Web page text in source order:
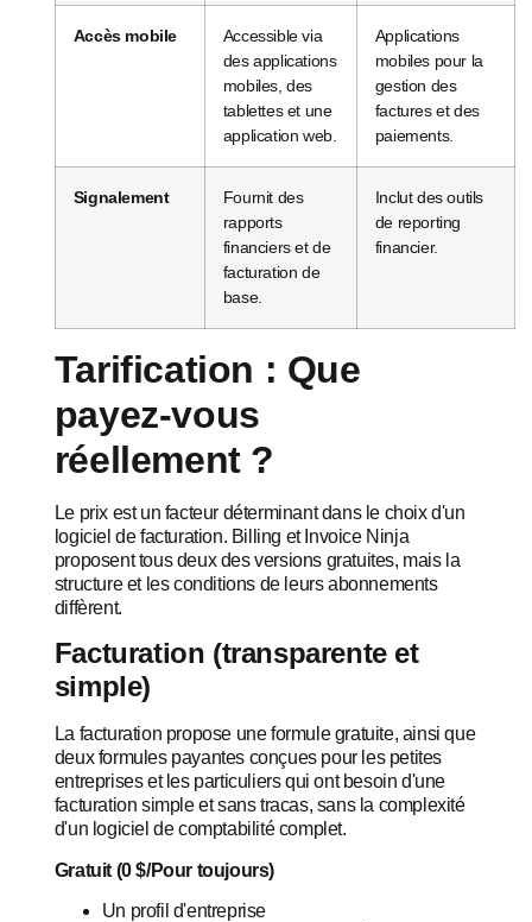
Accès mobile
Accessible via
des applications
mobiles, des
tablettes et une
application web.
Applications
mobiles pour la
gestion des
factures et des
paiements.
Signalement
Fournit des
rapports
financiers et de
facturation de
base.
Inclut des outils
de reporting
financier.
Tarification : Que
payez-vous
réellement ?
Le prix est un facteur déterminant dans le choix d'un
logiciel de facturation. Billing et Invoice Ninja
proposent tous deux des versions gratuites, mais la
structure et les conditions de leurs abonnements
diffèrent.
Facturation (transparente et
simple)
La facturation propose une formule gratuite, ainsi que
deux formules payantes conçues pour les petites
entreprises et les particuliers qui ont besoin d'une
facturation simple et sans tracas, sans la complexité
d'un logiciel de comptabilité complet.
Gratuit (0 $/Pour toujours)
Un profil d'entreprise